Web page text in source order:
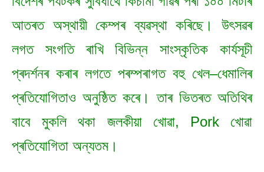
আতৰত অস্থায়ী কেম্পৰ ব্যৱস্থা কৰিছে। উৎসৱৰ
লগত সংগতি ৰাখি বিভিন্ন সাংস্কৃতিক কাৰ্যসূচী
প্ৰদৰ্শনৰ কৰাৰ লগতে পৰম্পৰাগত বহু খেল–ধেমালিৰ
প্ৰতিযোগিতাও অনুষ্ঠিত কৰে। তাৰ ভিতৰত অতিথিৰ
বাবে মুকলি থকা জলকীয়া খোৱা, Pork খোৱা
প্ৰতিযোগিতা অন্যতম।